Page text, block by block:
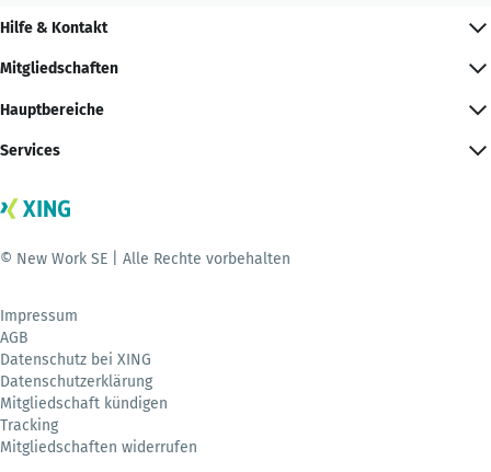
Hilfe & Kontakt
Mitgliedschaften
Hauptbereiche
Services
© New Work SE | Alle Rechte vorbehalten
Impressum
AGB
Datenschutz bei XING
Datenschutzerklärung
Mitgliedschaft kündigen
Tracking
Mitgliedschaften widerrufen